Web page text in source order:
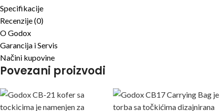
Specifikacije
Recenzije (0)
O Godox
Garancija i Servis
Načini kupovine
Povezani proizvodi